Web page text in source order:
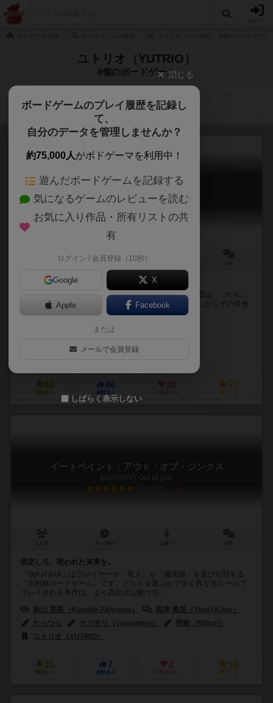
ユトリオ（YUTRIO）
6個のボードゲーム
検索メニュー
ハーメルンケイブ
HAMELN CAVE
20分前後
崩れゆく洞窟から脱出する、2人用協力トリテ。
船長の呪いを解くため、 航海を続けていたリオン海賊団は、 ついに、
ハーメルンの洞窟で「悪魔の笛」を見つけ出します。 しかしその音色
が響くやいなや、洞窟は音を立て崩れだし ...
ユトリオ（YUTRIO）
80
興味あり
86
経験あり お気に入り
72
持ってる
イートペイント：アウト・オブ・ジンクス
EAT/PAINT Out of jinX
6.2
否定しろ、呪われた未来を。
「Out of jinX」はプレイヤーが「竜人」か「魔術師」を選び対戦する
「非対称カードゲーム」です。どちらを選ぶかで全く異なるルールで
プレイされる本作は、より高次元な駆け引...
秋山 昴亮（Kosuke Akiyama）
高津 勇星（Yusei Kozu）
たっつん
ヤマモリ（yamamori）
実範（Minori）
ユトリオ（YUTRIO）
15
興味あり
7
経験あり
2
お気に入り
53
持ってる
閉じる
ボードゲームのプレイ履歴を記録し
て、
自分のデータを管理しませんか？
約75,000人がボドゲーマを利用中！
遊んだボードゲームを記録する
気になるゲームのレビューを読む
お気に入り作品・所有リストの共
有
ログイン / 会員登録（10秒）
Google X
Apple Facebook
または
メールで会員登録
しばらく表示しない